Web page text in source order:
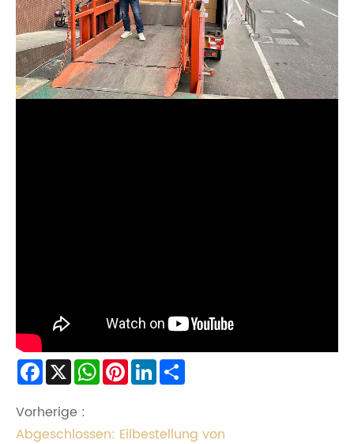
Facebook
X WhatsApp
PinterestLinkedIn
Vorherige :
Abgeschlossen: Eilbestellung von